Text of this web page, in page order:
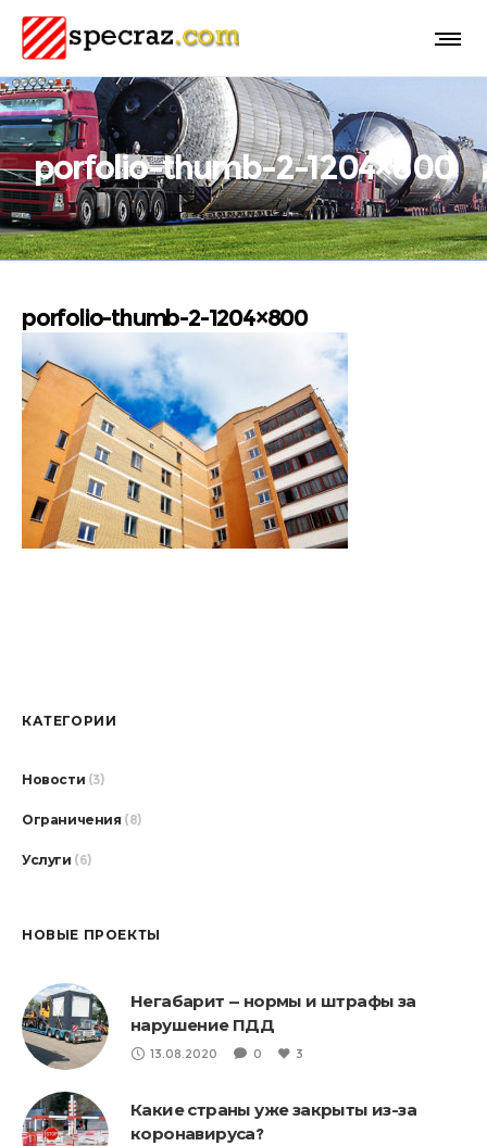
porfolio-thumb-2-1204×800
porfolio-thumb-2-1204×800
КАТЕГОРИИ
Новости (3)
Ограничения (8)
Услуги (6)
НОВЫЕ ПРОЕКТЫ
Негабарит — нормы и штрафы за
нарушение ПДД
13.08.2020 0 3
Какие страны уже закрыты из-за
коронавируса?